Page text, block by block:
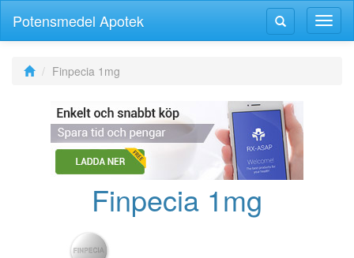
Växla
Växla
navigering
Potensmedel Apotek
Finpecia 1mg
Finpecia 1mg